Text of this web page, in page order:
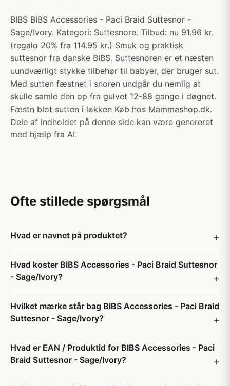
BIBS BIBS Accessories - Paci Braid Suttesnor -
Sage/Ivory. Kategori: Suttesnore. Tilbud: nu 91.96 kr.
(regalo 20% fra 114.95 kr.) Smuk og praktisk
suttesnor fra danske BIBS. Suttesnoren er et næsten
uundværligt stykke tilbehør til babyer, der bruger sut.
Med sutten fæstnet i snoren undgår du nemlig at
skulle samle den op fra gulvet 12-88 gange i døgnet.
Fæstn blot sutten i løkken Køb hos Mammashop.dk.
Dele af indholdet på denne side kan være genereret
med hjælp fra AI.
Ofte stillede spørgsmål
Hvad er navnet på produktet?
Hvad koster BIBS Accessories - Paci Braid Suttesnor
- Sage/Ivory?
Hvilket mærke står bag BIBS Accessories - Paci Braid
Suttesnor - Sage/Ivory?
Hvad er EAN / Produktid for BIBS Accessories - Paci
Braid Suttesnor - Sage/Ivory?